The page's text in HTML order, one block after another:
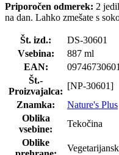
Priporočen odmerek: 2
na dan. Lahko zmešate s
Št. izd.:
DS-30601
Vsebina:
887 ml
EAN:
Št.-
Proizvajalca:
[NP-30601]
Znamka:
Nature's Plus
Oblika
vsebine:
Tekočina
Oblike